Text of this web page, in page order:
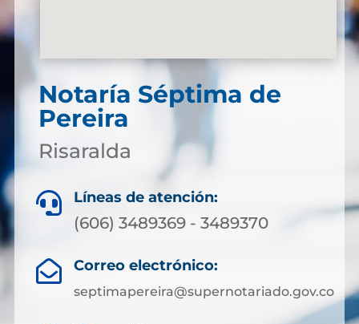
Notaría Séptima de
Pereira
Risaralda
 Líneas de atención:
(606) 3489369 - 3489370
 Correo electrónico:
septimapereira@supernotariado.gov.co